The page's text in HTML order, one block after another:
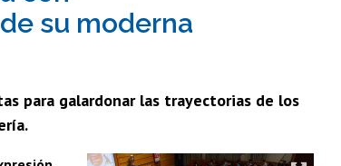
su moderna
para galardonar las trayectorias de los